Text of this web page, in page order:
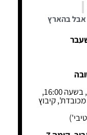
אבל בהארץ
קיבוץ